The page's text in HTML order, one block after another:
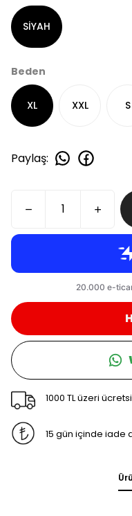
SİYAH
Beden
XL XXL S
Paylaş:
1000 TL üzeri
15 gün içinde iade